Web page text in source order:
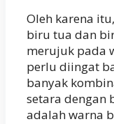
Oleh karena
biru tua dan
merujuk pada
perlu diingat
banyak
setara dengan
adalah warna